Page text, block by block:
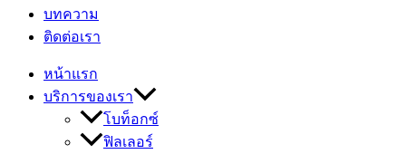
บทความ
ติดต่อเรา
หน้าแรก
บริการของเรา
โบท็อกซ์
ฟิลเลอร์